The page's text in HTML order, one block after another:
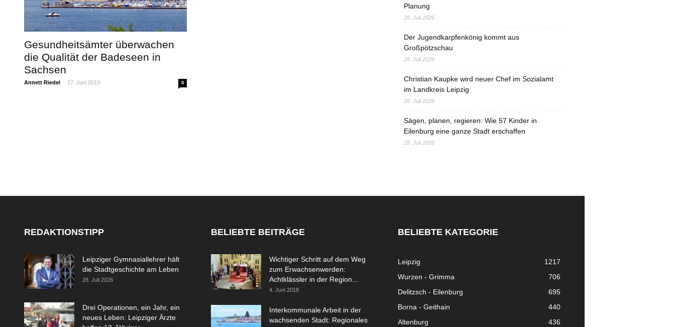
Gesundheitsämter überwachen
die Qualität der Badeseen in
Sachsen
Annett Riedel - 27. Juni 2019 0
Planung
28. Juli 2026
Der Jugendkarpfenkönig kommt aus
Großpötzschau
28. Juli 2026
Christian Kaupke wird neuer Chef im Sozialamt
im Landkreis Leipzig
28. Juli 2026
Sägen, planen, regieren: Wie 57 Kinder in
Eilenburg eine ganze Stadt erschaffen
28. Juli 2026
REDAKTIONSTIPP
Leipziger Gymnasiallehrer hält
die Stadtgeschichte am Leben
28. Juli 2026
Drei Operationen, ein Jahr, ein
neues Leben: Leipziger Ärzte
BELIEBTE BEITRÄGE
Wichtiger Schritt auf dem Weg
zum Erwachsenwerden:
Achtklässler in der Region...
4. Juni 2018
Interkommunale Arbeit in der
wachsenden Stadt: Regionales
BELIEBTE KATEGORIE
Leipzig
1217
Wurzen - Grimma
706
Delitzsch - Eilenburg
695
Borna - Geithain
440
Altenburg
436